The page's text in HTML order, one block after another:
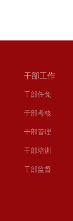
干部工作
干部任免
干部考核
干部管理
干部培训
干部监督